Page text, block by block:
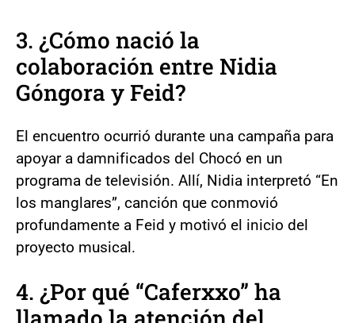
3. ¿Cómo nació la
colaboración entre Nidia
Góngora y Feid?
El encuentro ocurrió durante una campaña para
apoyar a damnificados del Chocó en un
programa de televisión. Allí, Nidia interpretó “En
los manglares”, canción que conmovió
profundamente a Feid y motivó el inicio del
proyecto musical.
4. ¿Por qué “Caferxxo” ha